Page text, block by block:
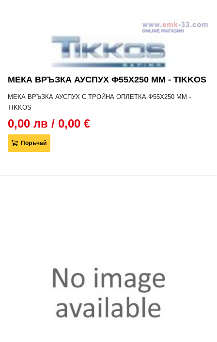
МЕКА ВРЪЗКА АУСПУХ Ф55Х250 MM - TIKKOS
МЕКА ВРЪЗКА АУСПУХ С ТРОЙНА ОПЛЕТКА Ф55Х250 MM -
TIKKOS
0,00 лв / 0,00 €
Поръчай